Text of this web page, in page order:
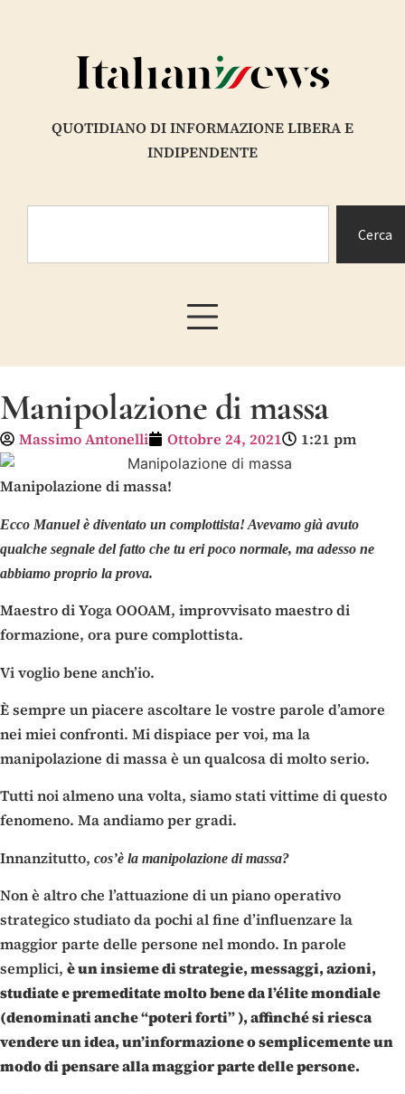
QUOTIDIANO DI INFORMAZIONE LIBERA E
INDIPENDENTE
Cerca
Manipolazione di massa
Massimo Antonelli Ottobre 24, 2021 1:21 pm
Manipolazione di massa!
Ecco Manuel è diventato un complottista! Avevamo già avuto
qualche segnale del fatto che tu eri poco normale, ma adesso ne
abbiamo proprio la prova.
Maestro di Yoga OOOAM, improvvisato maestro di
formazione, ora pure complottista.
Vi voglio bene anch’io.
È sempre un piacere ascoltare le vostre parole d’amore
nei miei confronti. Mi dispiace per voi, ma la
manipolazione di massa è un qualcosa di molto serio.
Tutti noi almeno una volta, siamo stati vittime di questo
fenomeno. Ma andiamo per gradi.
Innanzitutto, cos’è la manipolazione di massa?
Non è altro che l’attuazione di un piano operativo
strategico studiato da pochi al fine d’influenzare la
maggior parte delle persone nel mondo. In parole
semplici, è un insieme di strategie, messaggi, azioni,
studiate e premeditate molto bene da l’élite mondiale
(denominati anche “poteri forti” ), affinché si riesca
vendere un idea, un’informazione o semplicemente un
modo di pensare alla maggior parte delle persone.